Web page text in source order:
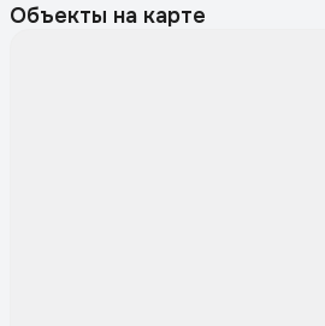
Объекты на карте